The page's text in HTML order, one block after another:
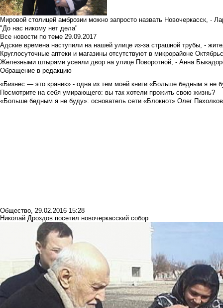
Мировой столицей амброзии можно запросто назвать Новочеркасск, -
"До нас никому нет дела"
Все новости по теме 29.09.2017
Адские времена наступили на нашей улице из-за страшной трубы, -
Круглосуточные аптеки и магазины отсутствуют в микрорайоне
Железными штырями усеяли двор на улице Поворотной, - Анна
Обращение в редакцию
«Бизнес — это краник» - одна из тем моей книги «Больше бедным я не
Посмотрите на себя умирающего: вы так хотели прожить свою жизнь?
«Больше бедным я не буду»: основатель сети «Блокнот» Олег Пахолков
Общество, 29.02.2016 15:28
Николай Дроздов посетил новочеркасский собор